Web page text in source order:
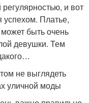
и вот
успехом. Платье,
быть очень
девушки. Тем
не выглядеть
уличной моды